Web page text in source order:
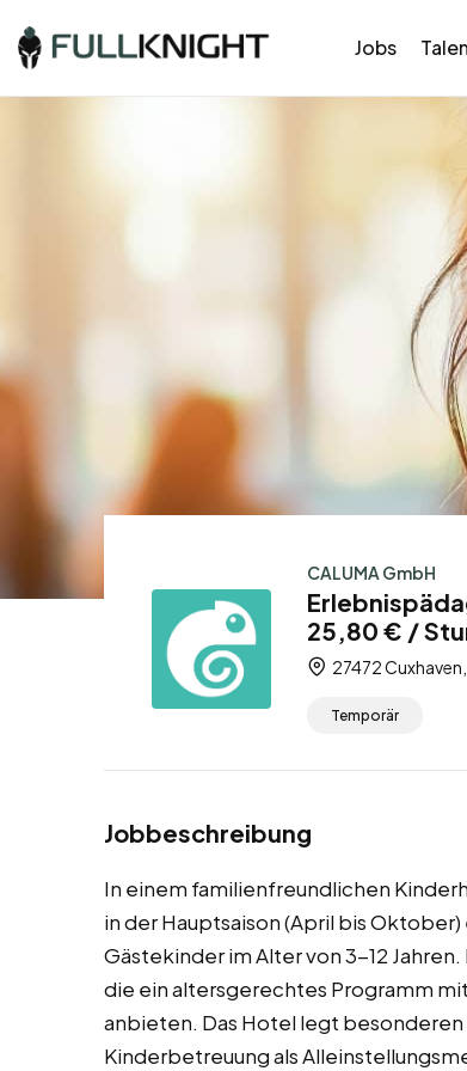
Jobs
CALUMA GmbH
25,80 € /
27472
Temporär
Jobbeschreibung
In einem familienfreundlichen
in der Hauptsaison (April bis
Gästekinder im Alter von 3-12
die ein altersgerechtes Programm
anbieten. Das Hotel legt
Kinderbetreuung als